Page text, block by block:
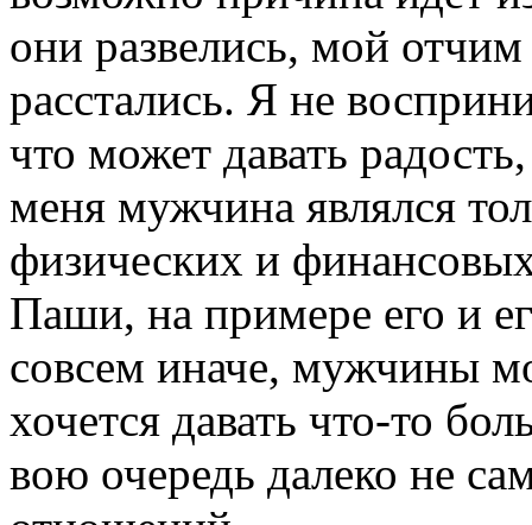
они развелись, мой
расстались. Я не
что может давать
меня мужчина являлся
физических и
Паши, на примере его и
совсем иначе, мужчины
хочется давать что-то
вою очередь далеко не